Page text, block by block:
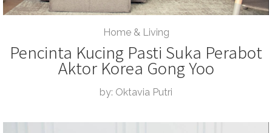
Home & Living
Pencinta Kucing Pasti Suka Perabot
Aktor Korea Gong Yoo
by: Oktavia Putri